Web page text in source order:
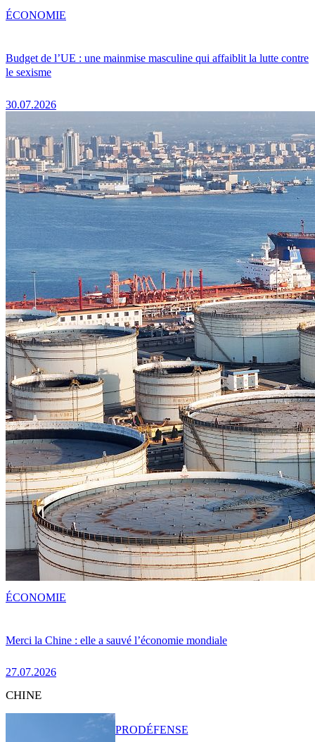
Budget de l’UE : une mainmise masculine qui affaiblit la lutte contre
le sexisme
30.07.2026
ÉCONOMIE
Merci la Chine : elle a sauvé l’économie mondiale
27.07.2026
ÉCONOMIE
CHINE
PRODÉFENSE